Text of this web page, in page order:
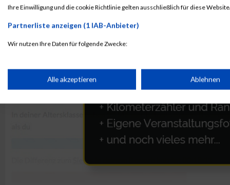
Ihre Einwilligung und die cookie Richtlinie gelten ausschließlich für diese
Partnerliste anzeigen (1 IAB-Anbieter)
Wir nutzen Ihre Daten für folgende Zwecke:
Speichern von oder Zugriff auf Informationen auf einem
Verwendung reduzierter Daten zur Auswahl von
Erstellung von Profilen für personalisierte Werbung
Alle akzeptieren Ablehnen